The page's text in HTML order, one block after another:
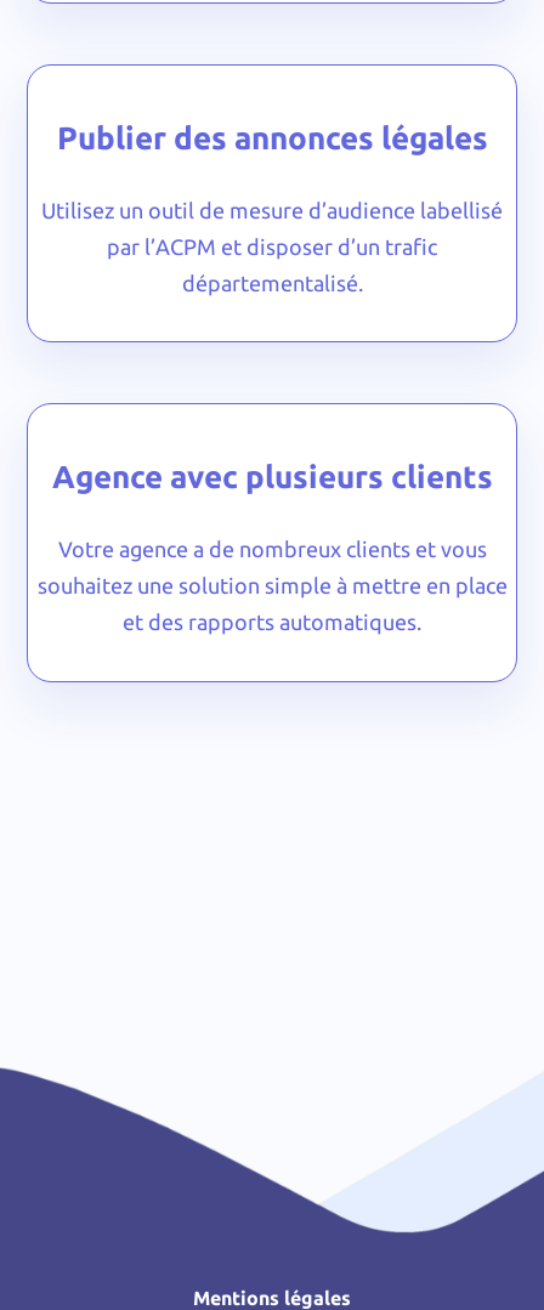
Publier des annonces légales
Utilisez un outil de mesure d’audience labellisé
par l’ACPM et disposer d’un trafic
départementalisé.
Agence avec plusieurs clients
Votre agence a de nombreux clients et vous
souhaitez une solution simple à mettre en place
et des rapports automatiques.
Mentions légales